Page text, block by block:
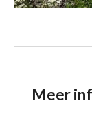
Meer